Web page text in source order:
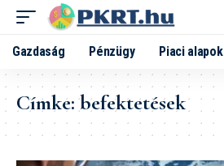
Gazdaság Pénzügy Piaci alapok
Címke:befektetések